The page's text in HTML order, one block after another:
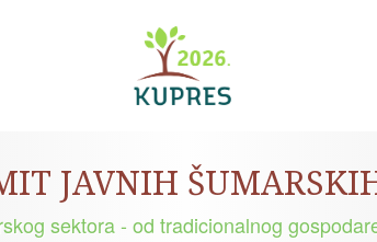
JAVNIH
sektora - od tradicionalnog